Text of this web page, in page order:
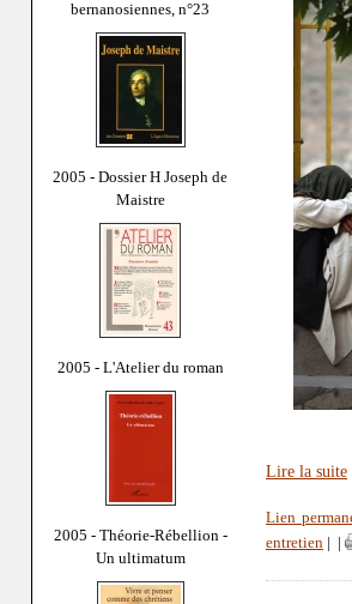
bernanosiennes, n°23
2005 - Dossier H Joseph de
Maistre
2005 - L'Atelier du roman
2005 - Théorie-Rébellion -
Un ultimatum
Lire la suite
Lien
entretien